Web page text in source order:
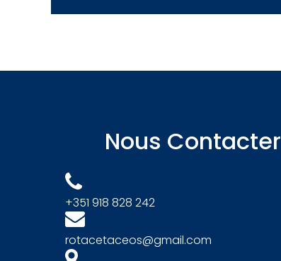
Nous Contacter
+351 918 828 242
rotacetaceos@gmail.com